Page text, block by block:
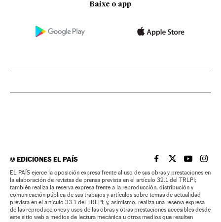
Baixe o app
©EDICIONES EL PAÍS EL PAÍS BRASIL EN
EL PAÍSEL PAÍS
EL
EL PAÍS ejerce la oposición expresa frente al uso de sus obras y prestaciones en
la elaboración de revistas de prensa prevista en el artículo 32.1 del TRLPI;
también realiza la reserva expresa frente a la reproducción, distribución y
comunicación pública de sus trabajos y artículos sobre temas de actualidad
prevista en el artículo 33.1 del TRLPI; y, asimismo, realiza una reserva expresa
de las reproducciones y usos de las obras y otras prestaciones accesibles desde
este sitio web a medios de lectura mecánica u otros medios que resulten